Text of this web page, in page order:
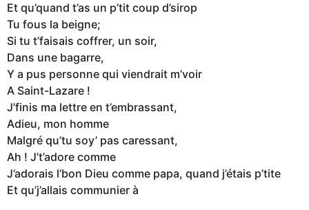
Et qu’quand t’as un p’tit coup d’sirop
Tu fous la beigne;
Si tu t’faisais coffrer, un soir,
Dans une bagarre,
Y a pus personne qui viendrait m’voir
A Saint-Lazare !
J’finis ma lettre en t’embrassant,
Adieu, mon homme
Malgré qu’tu soy’ pas caressant,
Ah ! J’t’adore comme
J’adorais l’bon Dieu comme papa, quand j’étais p’tite
Et qu’j’allais communier à